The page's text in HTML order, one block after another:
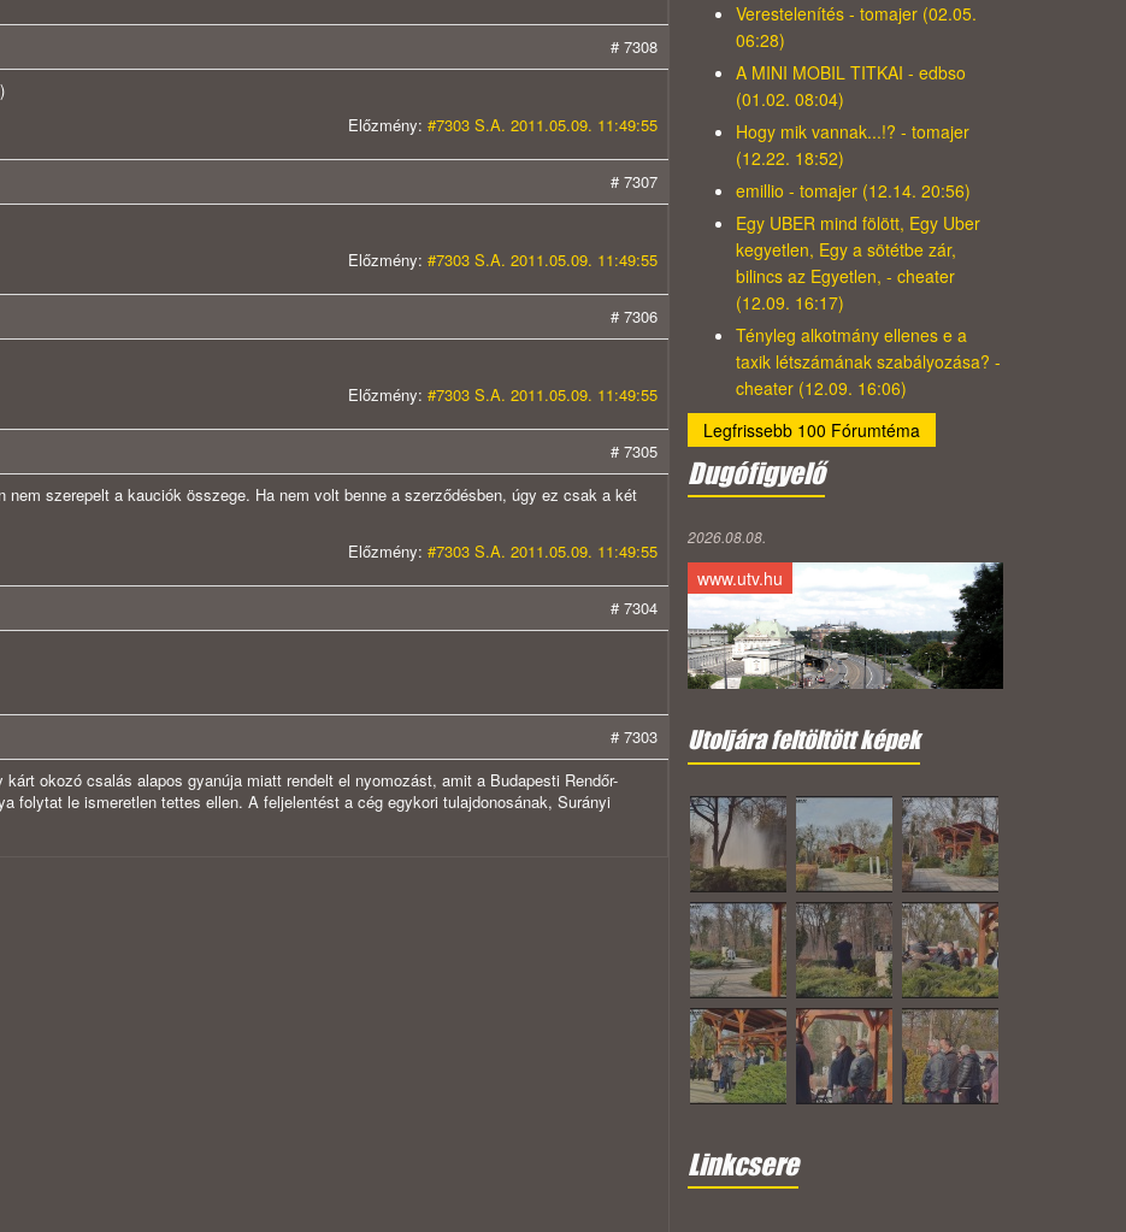
# 7308
Előzmény: #7303 S.A. 2011.05.09. 11:49:55
# 7307
Előzmény: #7303 S.A. 2011.05.09. 11:49:55
# 7306
Előzmény: #7303 S.A. 2011.05.09. 11:49:55
# 7305
nem szerepelt a kauciók összege. Ha nem volt benne a szerződésben, úgy ez csak a két
Előzmény: #7303 S.A. 2011.05.09. 11:49:55
# 7304
# 7303
okozó csalás alapos gyanúja miatt rendelt el nyomozást, amit a Budapesti Rendőr-
folytat le ismeretlen tettes ellen. A feljelentést a cég egykori tulajdonosának, Surányi
Verestelenítés - tomajer (02.05.
06:28)
A MINI MOBIL TITKAI - edbso
(01.02. 08:04)
Hogy mik vannak...!? - tomajer
(12.22. 18:52)
emillio - tomajer (12.14. 20:56)
Egy UBER mind fölött, Egy Uber
kegyetlen, Egy a sötétbe zár,
bilincs az Egyetlen, - cheater
(12.09. 16:17)
Tényleg alkotmány ellenes e a
taxik létszámának szabályozása? -
cheater (12.09. 16:06)
Legfrissebb 100 Fórumtéma
Dugófigyelő
2026.08.08.
www.utv.hu
Utoljára feltöltött képek
Linkcsere